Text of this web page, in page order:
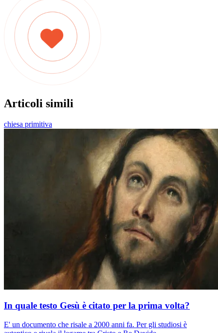
Articoli simili
chiesa primitiva
In quale testo Gesù è citato per la prima volta?
E' un documento che risale a 2000 anni fa. Per gli studiosi è